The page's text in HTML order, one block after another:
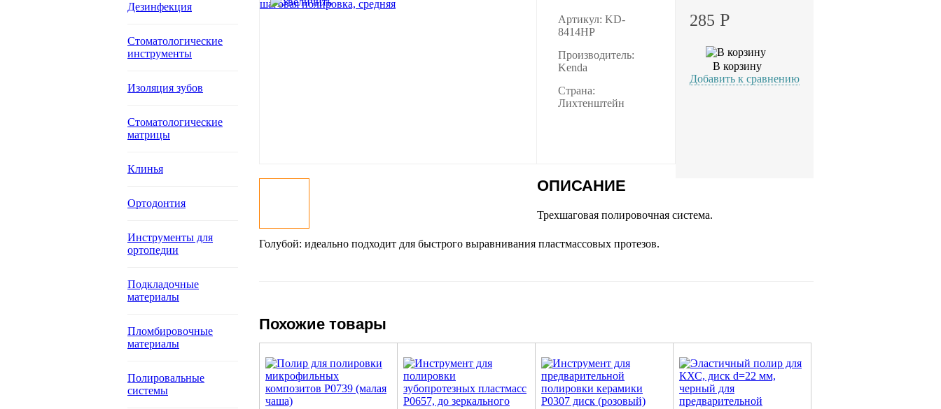
Дезинфекция
Стоматологические
инструменты
Изоляция зубов
Стоматологические
матрицы
Клинья
Ортодонтия
Инструменты для
ортопедии
Подкладочные
материалы
Пломбировочные
материалы
Полировальные
системы
Артикул: KD-
8414HP
Производитель:
Kenda
Страна:
Лихтенштейн
285 Р
В корзину
Добавить к сравнению
ОПИСАНИЕ
Трехшаговая полировочная система.
Голубой: идеально подходит для быстрого выравнивания пластмассовых протезов.
Похожие товары